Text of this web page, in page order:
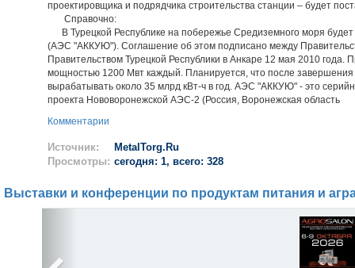
проектировщика и подрядчика строительства станции – будет
Справочно:
В Турецкой Республике на побережье Средиземного моря будет
(АЭС "АККУЮ"). Соглашение об этом подписано между
Правительством Турецкой Республики в Анкаре 12 мая 2010 года.
мощностью 1200 Мвт каждый. Планируется, что после
вырабатывать около 35 млрд кВт-ч в год. АЭС "АККУЮ" - это
проекта Нововоронежской АЭС-2 (Россия, Воронежская область
Комментарии
Источник:
MetalTorg.Ru
Просмотры: сегодня: 1, всего: 328
Выставки и конференции по продуктам питания и